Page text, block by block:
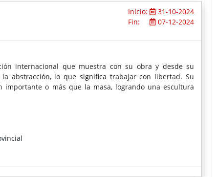
Inicio:
31-10-2024
Fin:
07-12-2024
internacional que muestra con su obra y desde su
abstracción, lo que significa trabajar con libertad. Su
o más que la masa, logrando una escultura